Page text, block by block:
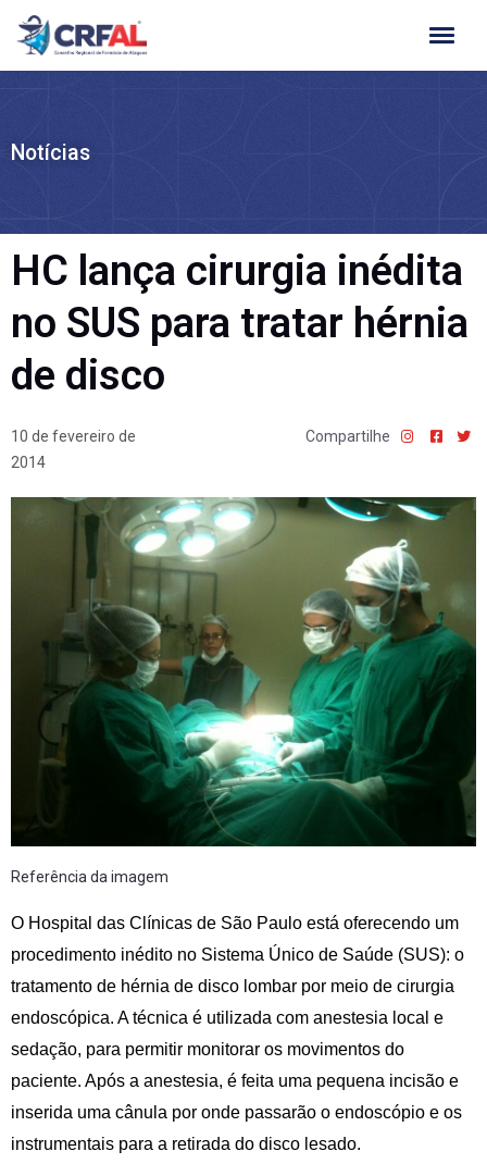
Ir
para
Notícias
HC lança cirurgia inédita
no SUS para tratar hérnia
de disco
10 de fevereiro de
2014
Compartilhe
Referência da imagem
O Hospital das Clínicas de São Paulo está oferecendo um
procedimento inédito no Sistema Único de Saúde (SUS): o
tratamento de hérnia de disco lombar por meio de cirurgia
endoscópica. A técnica é utilizada com anestesia local e
sedação, para permitir monitorar os movimentos do
paciente. Após a anestesia, é feita uma pequena incisão e
inserida uma cânula por onde passarão o endoscópio e os
instrumentais para a retirada do disco lesado.